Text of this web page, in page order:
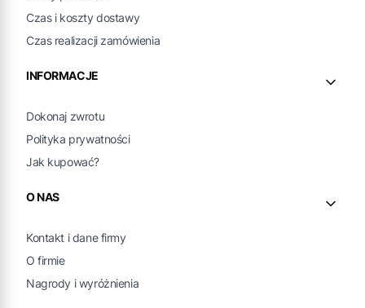
Czas i koszty dostawy
Czas realizacji zamówienia
INFORMACJE
Dokonaj zwrotu
Polityka prywatności
Jak kupować?
O NAS
Kontakt i dane firmy
O firmie
Nagrody i wyróżnienia